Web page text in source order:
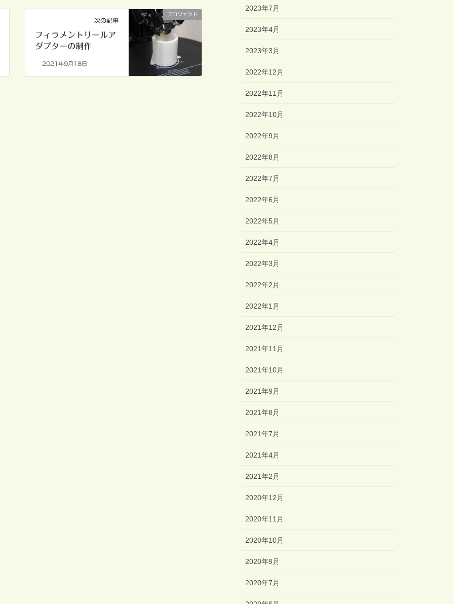
プロジェクト
次の記事
フィラメントリールア
ダプターの制作
2021年9月18日
2023年7月
2023年4月
2023年3月
2022年12月
2022年11月
2022年10月
2022年9月
2022年8月
2022年7月
2022年6月
2022年5月
2022年4月
2022年3月
2022年2月
2022年1月
2021年12月
2021年11月
2021年10月
2021年9月
2021年8月
2021年7月
2021年4月
2021年2月
2020年12月
2020年11月
2020年10月
2020年9月
2020年7月